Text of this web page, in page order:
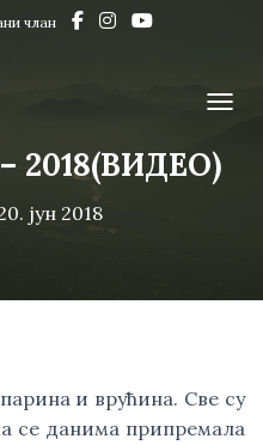
члан
2018(ВИДЕО)
јун 2018
и врућина. Све су
се данима припремала